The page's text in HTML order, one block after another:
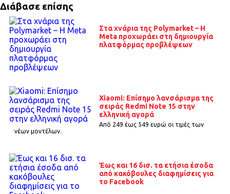
Διάβασε επίσης
Στα χνάρια της Polymarket – Η
Meta προχωράει στη δημιουργία
πλατφόρμας προβλέψεων
Xiaomi: Επίσημο λανσάρισμα της
σειράς Redmi Note 15 στην
ελληνική αγορά
Από 249 έως 549 ευρώ οι τιμές των
νέων μοντέλων.
Έως και 16 δισ. τα ετήσια έσοδα
από κακόβουλες διαφημίσεις για
το Facebook